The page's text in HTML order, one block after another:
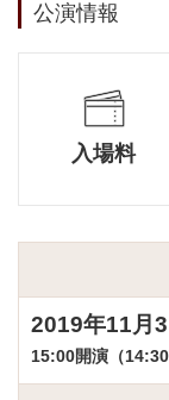
公演情報
入場料
2019年11月3
15:00開演（14:30